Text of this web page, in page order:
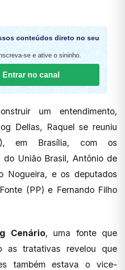
conteúdos direto no seu
se e ative o sininho.
Entrar no canal
um entendimento,
Dellas, Raquel se reuniu
em Brasília, com os
do União Brasil, Antônio de
Nogueira, e os deputados
(PP) e Fernando Filho
Cenário, uma fonte que
as tratativas revelou que
também estava o vice-